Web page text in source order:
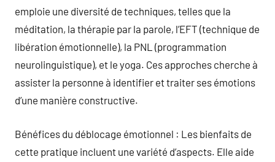
emploie une diversité de techniques, telles que la
méditation, la thérapie par la parole, l’EFT (technique de
libération émotionnelle), la PNL (programmation
neurolinguistique), et le yoga. Ces approches cherche à
assister la personne à identifier et traiter ses émotions
d’une manière constructive.
Bénéfices du déblocage émotionnel : Les bienfaits de
cette pratique incluent une variété d’aspects. Elle aide